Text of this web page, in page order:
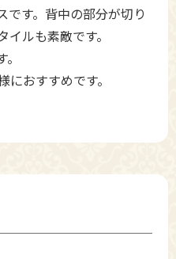
です。背中の部分が切り
ルも素敵です。
におすすめです。